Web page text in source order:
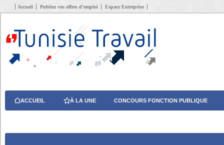
Accueil Publiez vos offres d’emploi Espace Entreprise
ACCUEIL À LA UNE CONCOURS FONCTION PUBLIQUE